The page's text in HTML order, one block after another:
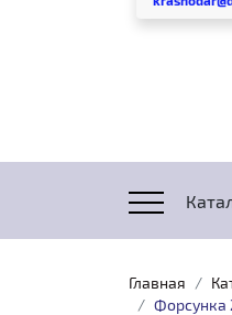
Главная
Форсунка